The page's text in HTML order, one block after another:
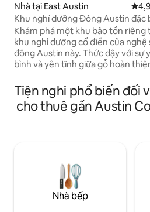
Nhà tại East Austin Xếp
Khu nghỉ dưỡng Đông Austin đặc
phòng xông hơi khô và phòng
lạnh
Khám phá một khu bảo tồn riêng
khu nghỉ dưỡng cổ điển của nghệ
đông Austin này. Thức dậy với sự
bình và yên tĩnh giữa gỗ hoàn
chỉnh cao vút, một căn gác tầng
đi bộ trên boong và băng ghế xích
ngoài trời ấm cúng. Cung cấp
an toàn và yên tâm cho khách
điểm không chắc chắn, bao gồm:
HEPA hàng đầu, phun hoặc lau
trùng trên tất cả các bề mặt và
Tiện nghi phổ biến đối
cho thuê gần Austin
Nhà bếp